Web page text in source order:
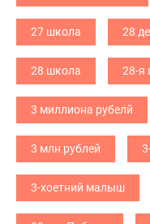
27 школа 28
28 школа 28-я
3 миллиона рубелй
3 млн рублей
3-хоетний малыш